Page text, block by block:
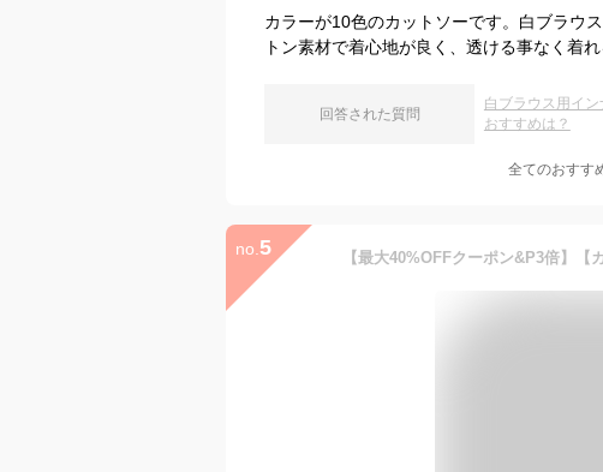
カラーが10色のカットソーです。白ブラウ
トン素材で着心地が良く、透ける事なく着
回答された質問
白ブラウス用イ
おすすめは？
全てのおすす
no. 5